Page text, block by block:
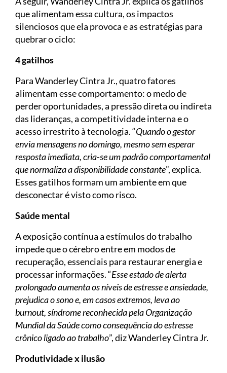
que alimentam essa cultura, os impactos
silenciosos que ela provoca e as estratégias para
quebrar o ciclo:
4 gatilhos
Para Wanderley Cintra Jr., quatro fatores
alimentam esse comportamento: o medo de
perder oportunidades, a pressão direta ou indireta
das lideranças, a competitividade interna e o
acesso irrestrito à tecnologia. “Quando o gestor
envia mensagens no domingo, mesmo sem esperar
resposta imediata, cria-se um padrão comportamental
que normaliza a disponibilidade constante”, explica.
Esses gatilhos formam um ambiente em que
desconectar é visto como risco.
Saúde mental
A exposição contínua a estímulos do trabalho
impede que o cérebro entre em modos de
recuperação, essenciais para restaurar energia e
processar informações. “Esse estado de alerta
prolongado aumenta os níveis de estresse e ansiedade,
prejudica o sono e, em casos extremos, leva ao
burnout, síndrome reconhecida pela Organização
Mundial da Saúde como consequência do estresse
crônico ligado ao trabalho”, diz Wanderley Cintra Jr.
Produtividade x ilusão